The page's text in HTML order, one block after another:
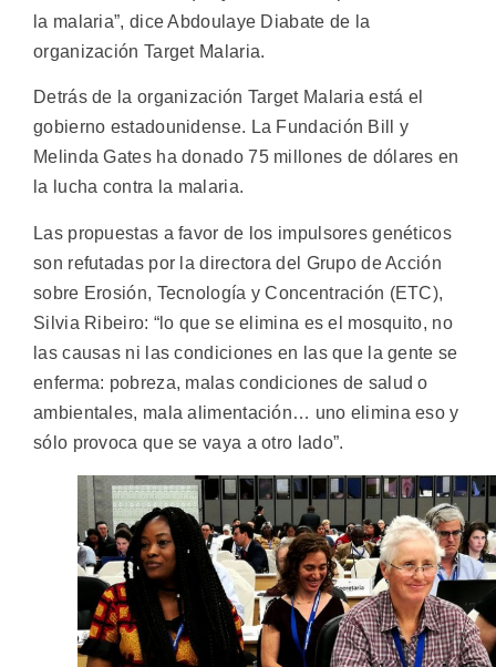
la malaria”, dice Abdoulaye Diabate de la
organización Target Malaria.
Detrás de la organización Target Malaria está el
gobierno estadounidense. La Fundación Bill y
Melinda Gates ha donado 75 millones de dólares en
la lucha contra la malaria.
Las propuestas a favor de los impulsores genéticos
son refutadas por la directora del Grupo de Acción
sobre Erosión, Tecnología y Concentración (ETC),
Silvia Ribeiro: “lo que se elimina es el mosquito, no
las causas ni las condiciones en las que la gente se
enferma: pobreza, malas condiciones de salud o
ambientales, mala alimentación… uno elimina eso y
sólo provoca que se vaya a otro lado”.